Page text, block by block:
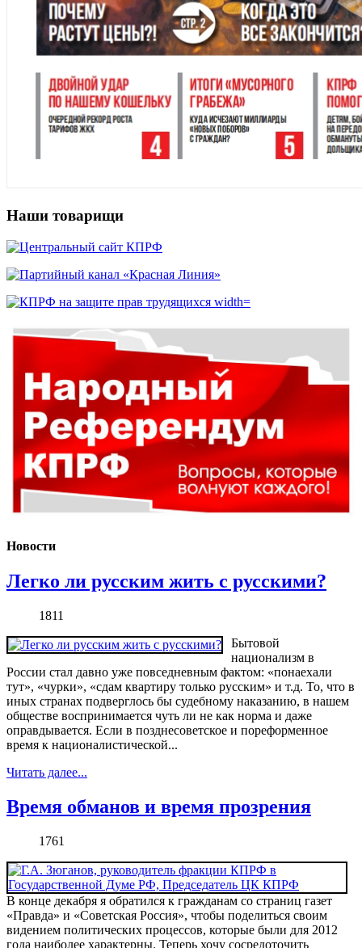
Наши товарищи
Новости
Легко ли русским жить с русскими?
1811
Бытовой
национализм в
России стал давно уже повседневным фактом: «понаехали
тут», «чурки», «сдам квартиру только русским» и т.д. То, что в
иных странах подверглось бы судебному наказанию, в нашем
обществе воспринимается чуть ли не как норма и даже
оправдывается. Если в позднесоветское и пореформенное
время к националистической...
Читать далее...
Время обманов и время прозрения
1761
В конце декабря я обратился к гражданам со страниц газет
«Правда» и «Советская Россия», чтобы поделиться своим
видением политических процессов, которые были для 2012
года наиболее характерны. Теперь хочу сосредоточить